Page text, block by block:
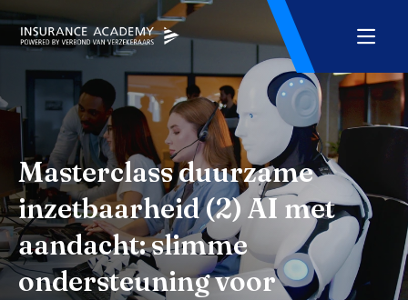
Masterclass duurzame
inzetbaarheid (2) AI met
aandacht: slimme
ondersteuning voor